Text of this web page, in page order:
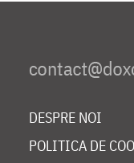
DESPRE NOI
POLITICA DE